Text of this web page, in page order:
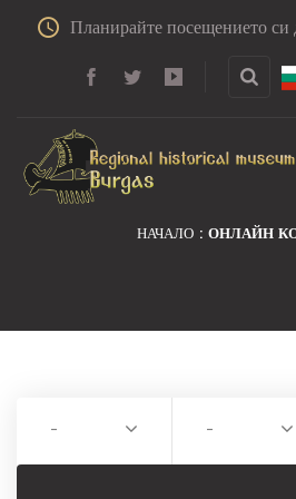
Планирайте посещението си
НАЧАЛО ОНЛАЙН
- -